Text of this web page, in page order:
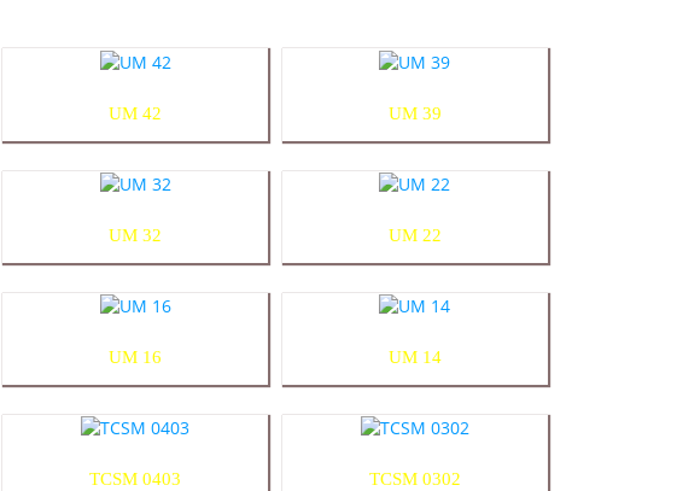
UM 42 UM 39
UM 32 UM 22
UM 16 UM 14
TCSM 0403 TCSM 0302